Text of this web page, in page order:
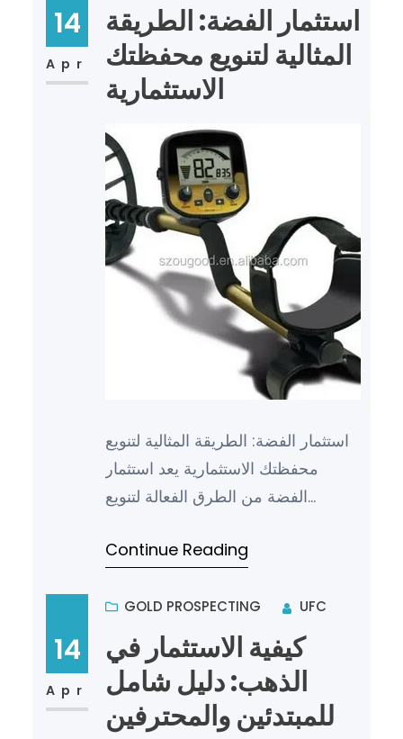
14
Apr
استثمار الفضة: الطريقة
المثالية لتنويع محفظتك
الاستثمارية
استثمار الفضة: الطريقة المثالية لتنويع
محفظتك الاستثمارية يعد استثمار
الفضة من الطرق الفعالة لتنويع
Continue Reading
14
Apr
GOLD PROSPECTING UFC
كيفية الاستثمار في
الذهب: دليل شامل
للمبتدئين والمحترفين